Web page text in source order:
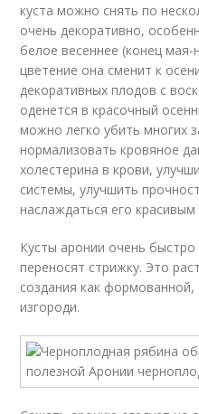
куста можно снять по
очень декоративно,
белое весеннее (конец
цветение она сменит к
декоративных плодов с
оденется в красочный
можно легко убить многих
нормализовать кровяное
холестерина в крови,
системы, улучшить
наслаждаться его
Кусты аронии очень быстро
переносят стрижку. Это
создания как
изгороди.